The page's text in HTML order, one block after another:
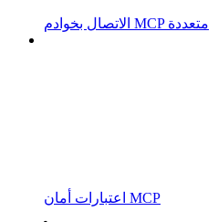
الاتصال بخوادم MCP متعددة
اعتبارات أمان MCP